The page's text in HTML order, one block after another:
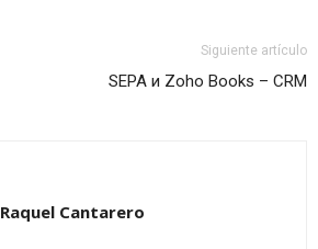
Siguiente artículo
SEPA и Zoho Books – CRM
Raquel Cantarero